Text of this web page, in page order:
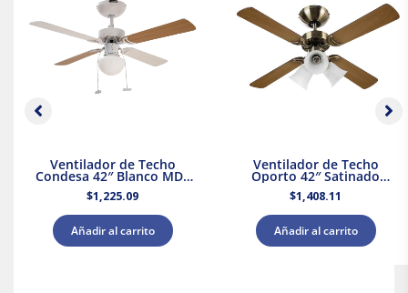
Ventilador de Techo
Condesa 42″ Blanco MDF
Masterfan
$1,225.09
Añadir al carrito
Ventilador de Techo
Oporto 42″ Satinado
Masterfan
$1,408.11
Añadir al carrito